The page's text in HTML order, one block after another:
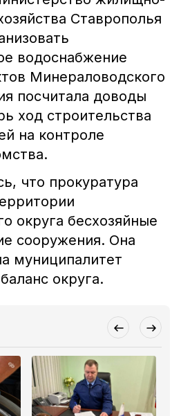
Ставрополья
водоснабжение
Минераловодского
посчитала доводы
ход строительства
на контроле
что прокуратура
округа бесхозяйные
сооружения. Она
муниципалитет
округа.